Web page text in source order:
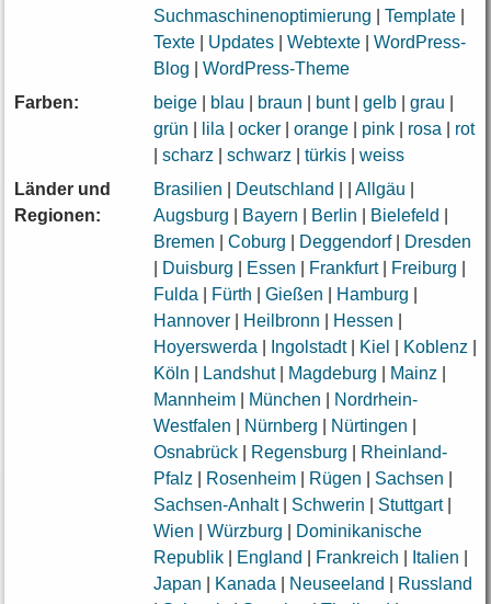
Suchmaschinenoptimierung
Template|
Texte| Updates| Webtexte| WordPress-
Blog
WordPress-Theme
Farben:
beige| blau braun bunt| gelb| grau
grün
lila ocker| orange| pink| rosa
rot
scharz schwarz türkis| weiss
Länder und
Regionen:
Brasilien Deutschland Allgäu
Augsburg
Bayern Berlin Bielefeld
Bremen
Coburg Deggendorf|
Dresden
Duisburg Essen Frankfurt| Freiburg
Fulda
Fürth Gießen Hamburg
Hannover| Heilbronn Hessen
Hoyerswerda
Ingolstadt| Kiel Koblenz
Köln
Landshut| Magdeburg Mainz
Mannheim| München
Nordrhein-
Westfalen
Nürnberg Nürtingen
Osnabrück| Regensburg
Rheinland-
Pfalz
Rosenheim| Rügen Sachsen
Sachsen-Anhalt| Schwerin Stuttgart|
Wien
Würzburg
Dominikanische
Republik| England Frankreich Italien
Japan
Kanada Neuseeland
Russland